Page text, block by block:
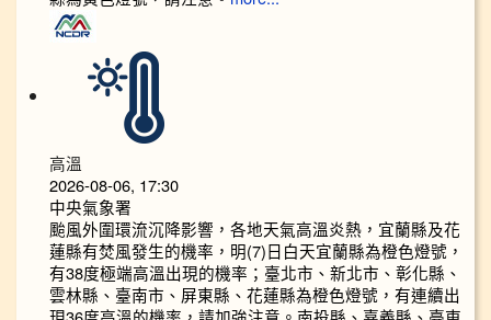
高溫
2026-08-06, 17:30
中央氣象署
颱風外圍環流沉降影響，各地天氣高溫炎熱，宜蘭縣及花
蓮縣有焚風發生的機率，明(7)日白天宜蘭縣為橙色燈號，
有38度極端高溫出現的機率；臺北市、新北市、彰化縣、
雲林縣、臺南市、屏東縣、花蓮縣為橙色燈號，有連續出